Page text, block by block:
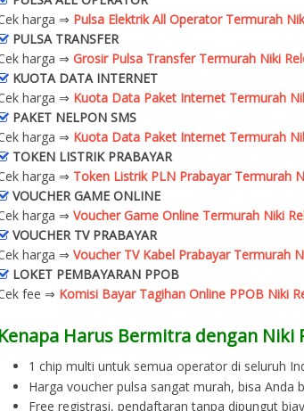
harga ⇒ Pulsa Elektrik All Operator Termurah
PULSA TRANSFER
harga ⇒ Grosir Pulsa Transfer Termurah Niki
KUOTA DATA INTERNET
harga ⇒ Kuota Data Paket Internet Termurah
PAKET NELPON SMS
harga ⇒ Kuota Data Paket Internet Termurah
TOKEN LISTRIK PRABAYAR
harga ⇒ Token Listrik PLN Prabayar Termurah
VOUCHER GAME ONLINE
harga ⇒ Voucher Game Online Termurah Niki
VOUCHER TV PRABAYAR
harga ⇒ Voucher TV Kabel Prabayar Termurah
LOKET PEMBAYARAN PPOB
fee ⇒ Komisi Bayar Tagihan Online PPOB Niki
Kenapa Harus Bermitra dengan Niki
1 chip multi untuk semua operator di seluruh
Harga voucher pulsa sangat murah, bisa Anda
Free registrasi, pendaftaran tanpa dipungut